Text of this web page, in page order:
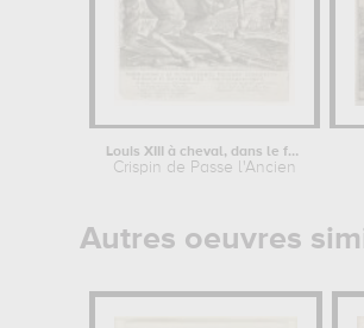
Louis XIII à cheval, dans le font,...
Crispin de Passe l'Ancien
Autres oeuvres